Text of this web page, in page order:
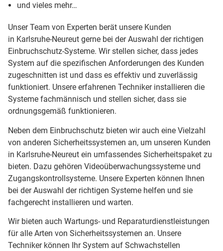
und vieles mehr…
Unser Team von Experten berät unsere Kunden
in Karlsruhe-Neureut gerne bei der Auswahl der richtigen
Einbruchschutz-Systeme. Wir stellen sicher, dass jedes
System auf die spezifischen Anforderungen des Kunden
zugeschnitten ist und dass es effektiv und zuverlässig
funktioniert. Unsere erfahrenen Techniker installieren die
Systeme fachmännisch und stellen sicher, dass sie
ordnungsgemäß funktionieren.
Neben dem Einbruchschutz bieten wir auch eine Vielzahl
von anderen Sicherheitssystemen an, um unseren Kunden
in Karlsruhe-Neureut ein umfassendes Sicherheitspaket zu
bieten. Dazu gehören Videoüberwachungssysteme und
Zugangskontrollsysteme. Unsere Experten können Ihnen
bei der Auswahl der richtigen Systeme helfen und sie
fachgerecht installieren und warten.
Wir bieten auch Wartungs- und Reparaturdienstleistungen
für alle Arten von Sicherheitssystemen an. Unsere
Techniker können Ihr System auf Schwachstellen